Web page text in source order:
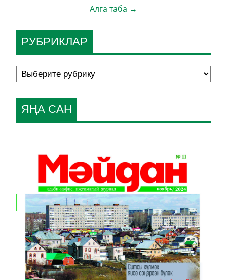
Алга таба →
РУБРИКЛАР
ЯҢА САН